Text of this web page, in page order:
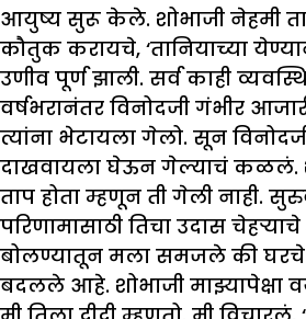
आयुष्य सुरू केले. शोभाजी नेहमी
कौतुक करायचे, ‘तानियाच्या
उणीव पूर्ण झाली. सर्व काही
वर्षभरानंतर विनोदजी गंभीर
त्यांना भेटायला गेलो. सून
दाखवायला घेऊन गेल्याचं कळलं.
ताप होता म्हणून ती गेली नाही.
परिणामासाठी तिचा उदास
बोलण्यातून मला समजले की घरचे
बदलले आहे. शोभाजी माझ्यापेक्षा